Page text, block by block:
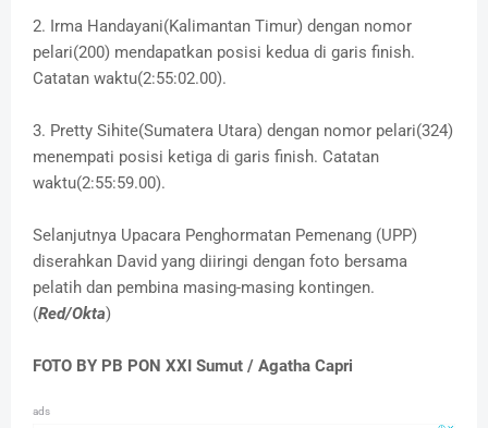
2. Irma Handayani(Kalimantan Timur) dengan nomor
pelari(200) mendapatkan posisi kedua di garis finish.
Catatan waktu(2:55:02.00).
3. Pretty Sihite(Sumatera Utara) dengan nomor pelari(324)
menempati posisi ketiga di garis finish. Catatan
waktu(2:55:59.00).
Selanjutnya Upacara Penghormatan Pemenang (UPP)
diserahkan David yang diiringi dengan foto bersama
pelatih dan pembina masing-masing kontingen.
(Red/Okta)
FOTO BY PB PON XXI Sumut / Agatha Capri
ads